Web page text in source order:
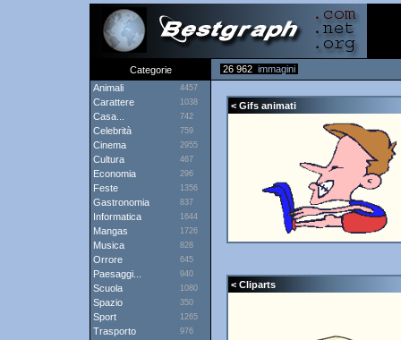
Categorie 26 962 immagini
Animali
4457
Carattere 1038
Casa... 742
Celebrità 759
Cinema 2955
Cultura 467
Economia 296
Feste 1356
Gastronomia 837
Informatica 1644
Mangas 1726
Musica 828
Orrore 645
Paesaggi... 940
Scuola 1080
Spazio 350
Sport 1265
Trasporto 976
< Gifs animati
< Cliparts